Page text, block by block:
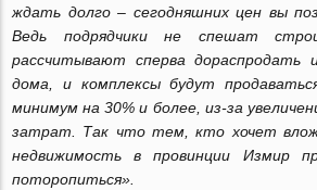
ждать долго – сегодняшних цен вы
Ведь подрядчики не спешат
рассчитывают сперва
дома, и комплексы будут
минимум на 30% и более, из-за
затрат. Так что тем, кто хочет
недвижимость в провинции Измир
поторопиться».